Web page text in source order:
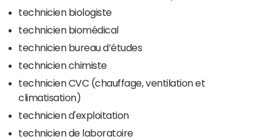
technicien biologiste
technicien biomédical
technicien bureau d’études
technicien chimiste
technicien CVC (chauffage, ventilation et
climatisation)
technicien d'exploitation
technicien de laboratoire